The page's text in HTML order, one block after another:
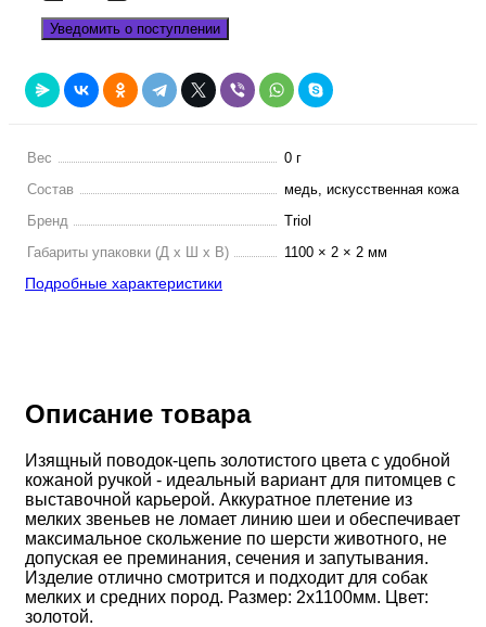
Уведомить о поступлении
Вес
0 г
Состав
медь, искусственная кожа
Бренд
Triol
Габариты упаковки (Д х Ш х В)
1100 × 2 × 2 мм
Подробные характеристики
Описание товара
Изящный поводок-цепь золотистого цвета с удобной
кожаной ручкой - идеальный вариант для питомцев с
выставочной карьерой. Аккуратное плетение из
мелких звеньев не ломает линию шеи и обеспечивает
максимальное скольжение по шерсти животного, не
допуская ее преминания, сечения и запутывания.
Изделие отлично смотрится и подходит для собак
мелких и средних пород. Размер: 2х1100мм. Цвет:
золотой.